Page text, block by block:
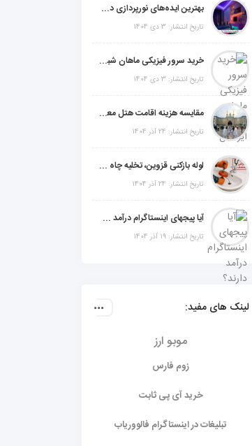
بهترین ایده‌های نورپردازی دکوراتیو با ال ای دی برای منزل، فروشگاه و دفتر کار
تاریخ انتشار: 3 دی 1404
خرید سرور فیزیکی ماهان شبکه ایرانیان
تاریخ انتشار: 3 دی 1404
مقایسه هزینه اقامت هتل معمولی، میان‌رده یا 5 ستاره در سفر زیارتی عراق
تاریخ انتشار: 24 آذر 1404
لوله بازکنی قزوین، تخلیه چاه و خدمات تخصصی لوله‌کشی و تشخیص ترکیدگی
تاریخ انتشار: 24 آذر 1404
آیا پیجهای اینستاگرام درآمد دارند؟ راز موفقیت با استراتژی هوشمندانه
تاریخ انتشار: 19 آذر 1404
لینک های مفید:
موبو ارز
زوم فارس
خرید آی پی ثابت
تبلیغات در اینستاگرام فالووریاب